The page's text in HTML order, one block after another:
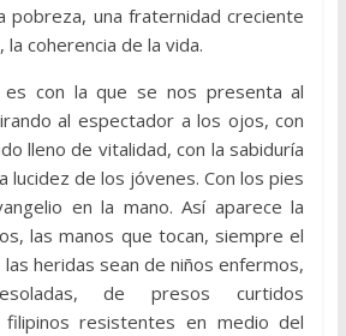
pobreza, una fraternidad creciente
la coherencia de la vida.
es con la que se nos presenta al
al espectador a los ojos, con
lleno de vitalidad, con la sabiduría
lucidez de los jóvenes. Con los pies
en la mano. Así aparece la
las manos que tocan, siempre el
heridas sean de niños enfermos,
de presos curtidos
filipinos resistentes en medio del